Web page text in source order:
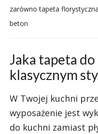
zarówno tapeta
beton
Jaka tapeta
klasycznym
W Twojej kuchni
wyposażenie jest
do kuchni zamiast